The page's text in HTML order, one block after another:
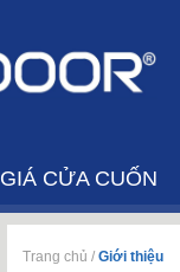
GIÁ CỬA CUỐN
Trang chủ / Giới thiệu